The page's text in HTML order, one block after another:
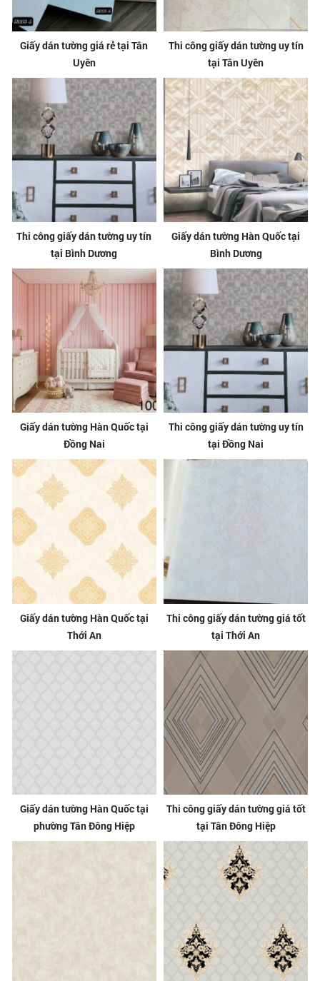
Giấy dán tường giá rẻ tại Tân
Uyên
Thi công giấy dán tường uy tín
tại Tân Uyên
Thi công giấy dán tường uy tín
tại Bình Dương
Giấy dán tường Hàn Quốc tại
Bình Dương
Giấy dán tường Hàn Quốc tại
Đồng Nai
Thi công giấy dán tường uy tín
tại Đồng Nai
Giấy dán tường Hàn Quốc tại
Thới An
Thi công giấy dán tường giá tốt
tại Thới An
Giấy dán tường Hàn Quốc tại
phường Tân Đông Hiệp
Thi công giấy dán tường giá tốt
tại Tân Đông Hiệp